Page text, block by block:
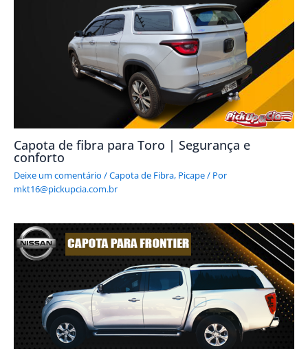
Capota de fibra para Toro | Segurança e
conforto
Deixe um comentário /Capota de Fibra, Picape/ Por
mkt16@pickupcia.com.br